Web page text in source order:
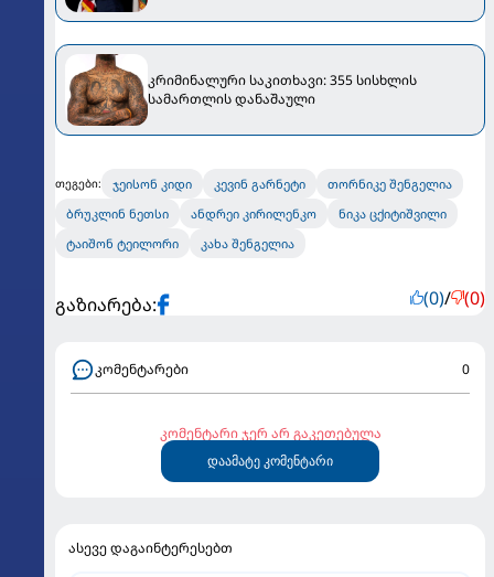
კრიმინალური საკითხავი: 355 სისხლის
სამართლის დანაშაული
თეგები: ჯეისონ კიდი კევინ გარნეტი
თორნიკე შენგელია
ბრუკლინ ნეთსი
ანდრეი კირილენკო
ნიკა ცქიტიშვილი
ტაიშონ ტეილორი
კახა შენგელია
გაზიარება: (0)/ (0)
კომენტარები 0
კომენტარი ჯერ არ გაკეთებულა
დაამატე კომენტარი
ასევე დაგაინტერესებთ